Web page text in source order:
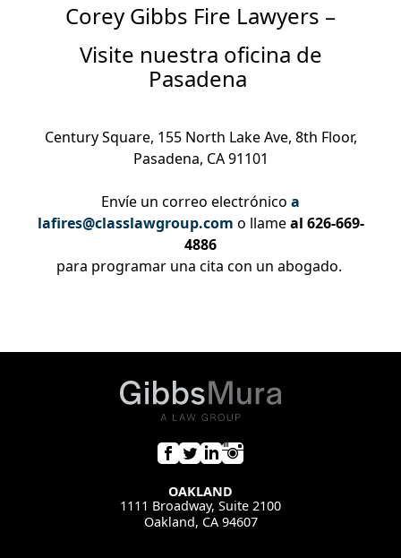
Corey Gibbs Fire Lawyers –
Visite nuestra oficina de
Pasadena
Century Square, 155 North Lake Ave, 8th Floor,
Pasadena, CA 91101
Envíe un correo electrónico a
lafires@classlawgroup.com o llameal 626-669-
4886
para programar una cita con un abogado.
OAKLAND
1111 Broadway, Suite 2100
Oakland, CA 94607